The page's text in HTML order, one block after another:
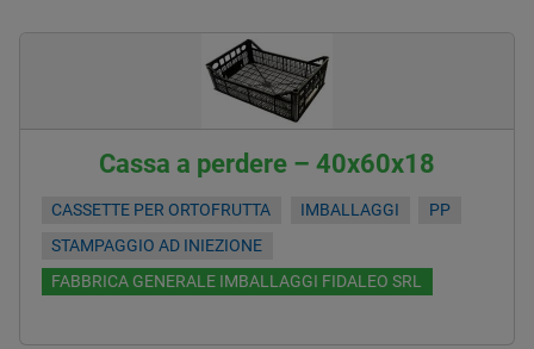
Cassa a perdere – 40x60x18
CASSETTE PER ORTOFRUTTA IMBALLAGGI
PP
STAMPAGGIO AD INIEZIONE
FABBRICA GENERALE IMBALLAGGI FIDALEO SRL